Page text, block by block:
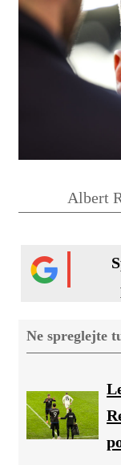
Albert
Ne spreglejte